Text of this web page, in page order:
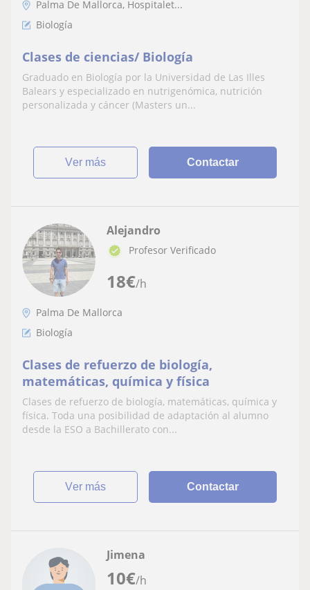
Palma De Mallorca, Hospitalet...
Biología
Clases de ciencias/ Biología
Graduado en Biología por la Universidad de Las Illes
Balears y especializado en nutrigenómica, nutrición
personalizada y cáncer (Masters un...
ver más Contactar
18€/h
Alejandro
Profesor Verificado
Palma De Mallorca
Biología
Clases de refuerzo de biología,
matemáticas, química y física
Clases de refuerzo de biología, matemáticas, química y
física. Toda una posibilidad de adaptación al alumno
desde la ESO a Bachillerato con...
ver más Contactar
10€/h
Jimena